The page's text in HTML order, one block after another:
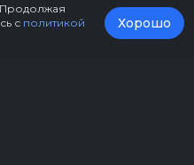
. Продолжая
с политикой
Хорошо